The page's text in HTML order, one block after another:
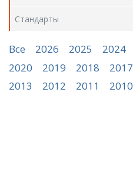
Стандарты
Все 2026 2025 2024
2020
2019 2018 2017
2013
2012 2011 2010